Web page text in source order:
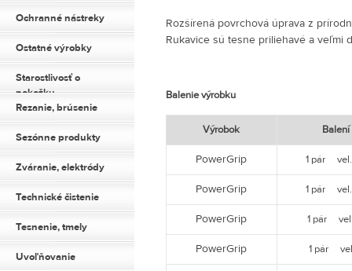
Ochranné nástreky
Ostatné výrobky
Starostlivosť o
pokožku
Rezanie, brúsenie
Sezónne produkty
Zváranie, elektródy
Technické čistenie
Tesnenie, tmely
Uvoľňovanie
Rozšírená povrchová úprava z
Rukavice sú tesne priliehavé a veľmi
Balenie výrobku
Výrobok Balení
PowerGrip 1 pár
PowerGrip 1 pár
PowerGrip 1 pár
PowerGrip 1 pár vel.